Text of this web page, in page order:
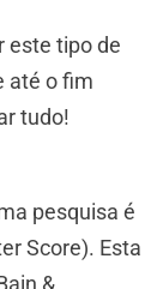
este tipo de
até o fim
tudo!
pesquisa é
Score). Esta
&